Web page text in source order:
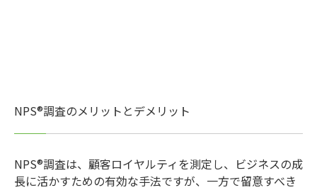
NPS®調査のメリットとデメリット
NPS®調査は、顧客ロイヤルティを測定し、ビジネスの成
長に活かすための有効な手法ですが、一方で留意すべき